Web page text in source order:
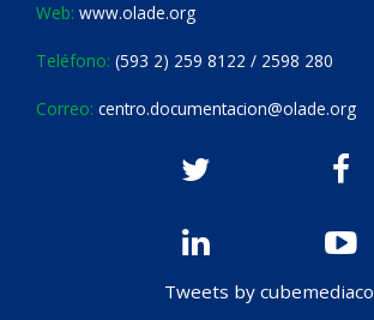
Web: www.olade.org
Teléfono: (593 2) 259 8122 / 2598 280
Correo: centro.documentacion@olade.org
Tweets by cubemediaco